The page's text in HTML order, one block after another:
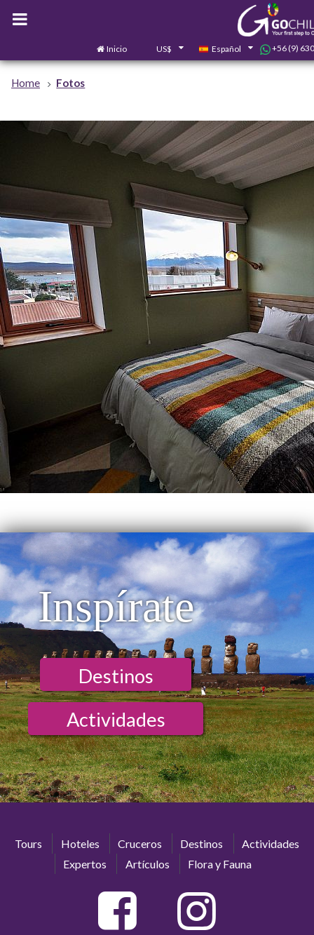
Inicio US$ Español +56 (9)
Home Fotos
Inspírate
Destinos
Actividades
Tours Hoteles Cruceros Destinos
Actividades
Expertos
Artículos Flora y Fauna